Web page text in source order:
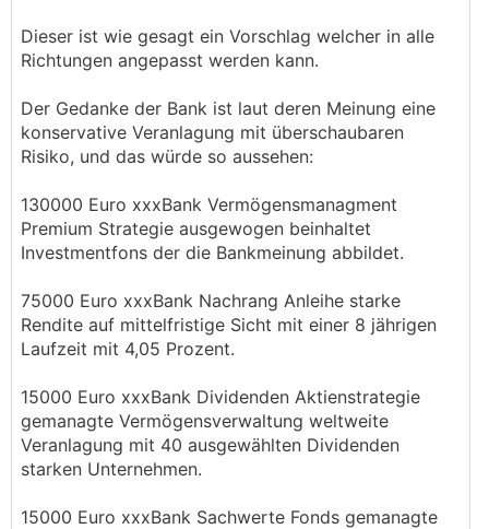
Dieser ist wie gesagt ein Vorschlag welcher in alle
Richtungen angepasst werden kann.
Der Gedanke der Bank ist laut deren Meinung eine
konservative Veranlagung mit überschaubaren
Risiko, und das würde so aussehen:
130000 Euro xxxBank Vermögensmanagment
Premium Strategie ausgewogen beinhaltet
Investmentfons der die Bankmeinung abbildet.
75000 Euro xxxBank Nachrang Anleihe starke
Rendite auf mittelfristige Sicht mit einer 8 jährigen
Laufzeit mit 4,05 Prozent.
15000 Euro xxxBank Dividenden Aktienstrategie
gemanagte Vermögensverwaltung weltweite
Veranlagung mit 40 ausgewählten Dividenden
starken Unternehmen.
15000 Euro xxxBank Sachwerte Fonds gemanagte